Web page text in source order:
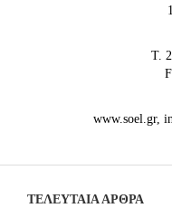
Τ.
www.soel.gr,
ΤΕΛΕΥΤΑΙΑ ΆΡΘΡΑ